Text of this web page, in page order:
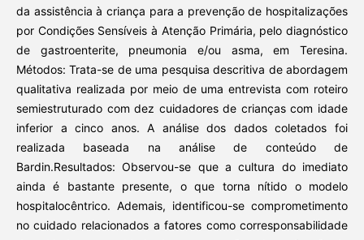
da assistência à criança para a prevenção de hospitalizações
por Condições Sensíveis à Atenção Primária, pelo diagnóstico
de gastroenterite, pneumonia e/ou asma, em Teresina.
Métodos: Trata-se de uma pesquisa descritiva de abordagem
qualitativa realizada por meio de uma entrevista com roteiro
semiestruturado com dez cuidadores de crianças com idade
inferior a cinco anos. A análise dos dados coletados foi
realizada baseada na análise de conteúdo de
Bardin.Resultados: Observou-se que a cultura do imediato
ainda é bastante presente, o que torna nítido o modelo
hospitalocêntrico. Ademais, identificou-se comprometimento
no cuidado relacionados a fatores como corresponsabilidade